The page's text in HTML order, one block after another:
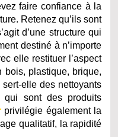
faire confiance à la
Retenez qu’ils sont
d’une structure qui
destiné à n’importe
elle restituer l’aspect
bois, plastique, brique,
elle des nettoyants
qui sont des produits
privilégie également la
qualitatif, la rapidité